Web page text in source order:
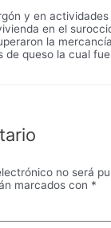
y en
en el
la
de queso la cual
no será
marcados con *